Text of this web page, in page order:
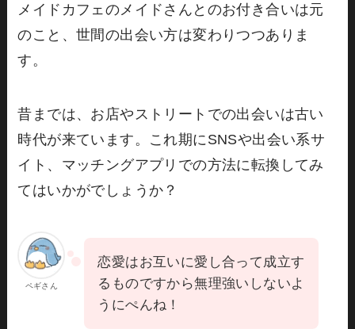
メイドカフェのメイドさんとのお付き合いは元
のこと、世間の出会い方は変わりつつありま
す。
昔までは、お店やストリートでの出会いは古い
時代が来ています。これ期にSNSや出会い系サ
イト、マッチングアプリでの方法に転換してみ
てはいかがでしょうか？
ペギさん
恋愛はお互いに愛し合って成立す
るものですから無理強いしないよ
うにぺんね！